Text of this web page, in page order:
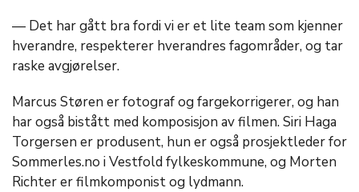
— Det har gått bra fordi vi er et lite team som kjenner
hverandre, respekterer hverandres fagområder, og tar
raske avgjørelser.
Marcus Støren er fotograf og fargekorrigerer, og han
har også bistått med komposisjon av filmen. Siri Haga
Torgersen er produsent, hun er også prosjektleder for
Sommerles.no i Vestfold fylkeskommune, og Morten
Richter er filmkomponist og lydmann.